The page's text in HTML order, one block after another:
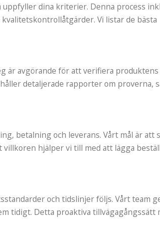
dina kriterier. Denna process
Vi listar de bästa
avgörande för att verifiera produktens
detaljerade rapporter om proverna,
betalning och leverans. Vårt mål är att
hjälper vi till med att lägga
och tidslinjer följs. Vårt team
tidigt. Detta proaktiva tillvägagångssätt